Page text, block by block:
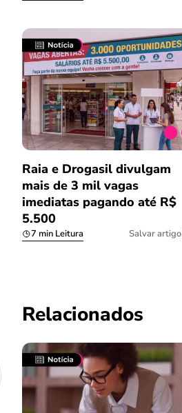
Raia e Drogasil divulgam
mais de 3 mil vagas
imediatas pagando até R$
5.500
7 min Leitura Salvar artigo
Relacionados